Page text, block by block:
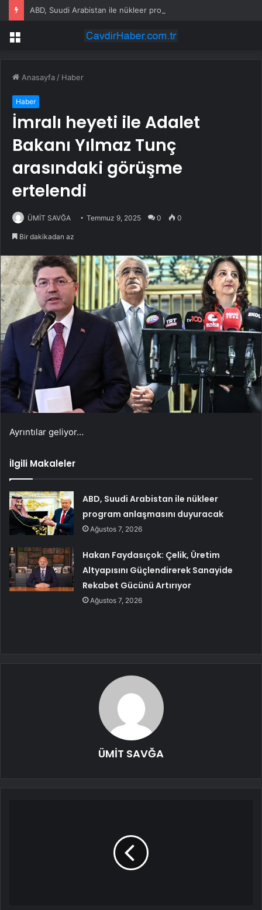
Menü
Anasayfa / Haber
Haber
İmralı heyeti ile Adalet
Bakanı Yılmaz Tunç
arasındaki görüşme
ertelendi
ÜMİT SAVĞA Temmuz 9, 2025 0 0
Bir dakikadan az
Ayrıntılar geliyor…
İlgili Makaleler
ABD, Suudi Arabistan ile nükleer
program anlaşmasını duyuracak
Ağustos 7, 2026
Hakan Faydasıçok: Çelik, Üretim
Altyapısını Güçlendirerek Sanayide
Rekabet Gücünü Artırıyor
Ağustos 7, 2026
ÜMİT SAVĞA